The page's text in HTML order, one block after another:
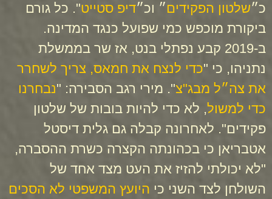
כ״שלטון הפקידים״ וכ״דיפ סטייט". כל גורם
ביקורת מוכפש כמי שפועל כנגד המדינה.
ב-2019 קבע נפתלי בנט, אז שר בממשלת
נתניהו, כי "כדי לנצח את חמאס, צריך לשחרר
את צה״ל מבג"צ". מירי רגב הסבירה: "נבחרנו
כדי למשול, לא כדי להיות בובות של שלטון
פקידים". לאחרונה קבלה גם גלית דיסטל
אטבריאן כי בכהונתה הקצרה כשרת ההסברה,
"לא יכולתי להזיז את העט מצד אחד של
השולחן לצד השני כי היועץ המשפטי לא הסכים